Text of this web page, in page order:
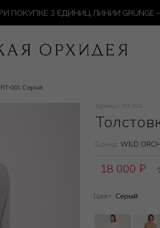
3 ЕДИНИЦ ЛИНИИ GRUNGE —
001 Серый
Артикул: RT-001
Бренд: WILD
18 000 ₽
Цвет: Серый